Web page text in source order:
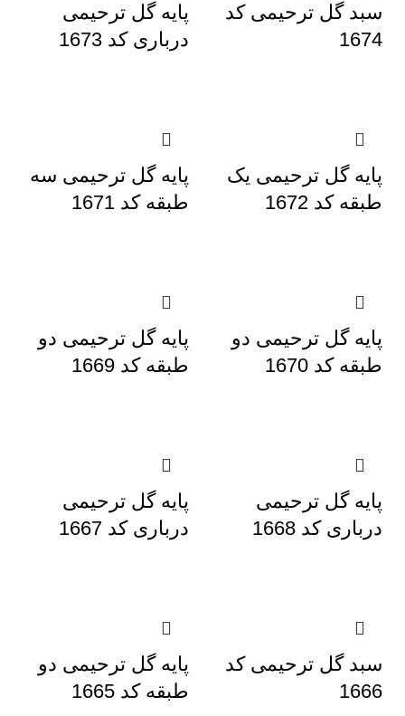
سبد گل ترحیمی کد
1674
پایه گل ترحیمی
درباری کد 1673
پایه گل ترحیمی یک
طبقه کد 1672
پایه گل ترحیمی سه
طبقه کد 1671
پایه گل ترحیمی دو
طبقه کد 1670
پایه گل ترحیمی دو
طبقه کد 1669
پایه گل ترحیمی
درباری کد 1668
پایه گل ترحیمی
درباری کد 1667
سبد گل ترحیمی کد
1666
پایه گل ترحیمی دو
طبقه کد 1665